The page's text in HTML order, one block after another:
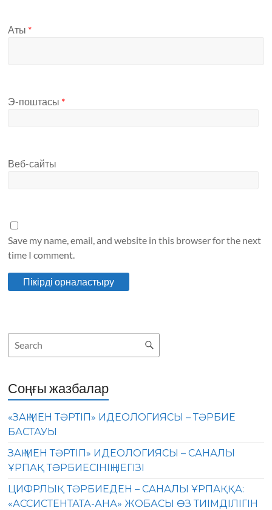
Аты *
Э-поштасы *
Веб-сайты
Save my name, email, and website in this browser for the next
time I comment.
Соңғы жазбалар
«ЗАҢ МЕН ТӘРТІП» ИДЕОЛОГИЯСЫ – ТӘРБИЕ
БАСТАУЫ
ЗАҢ МЕН ТӘРТІП» ИДЕОЛОГИЯСЫ – САНАЛЫ
ҰРПАҚ ТӘРБИЕСІНІҢ НЕГІЗІ
ЦИФРЛЫҚ ТӘРБИЕДЕН – САНАЛЫ ҰРПАҚҚА:
«АССИСТЕНТАТА-АНА» ЖОБАСЫ ӨЗ ТИІМДІЛІГІН